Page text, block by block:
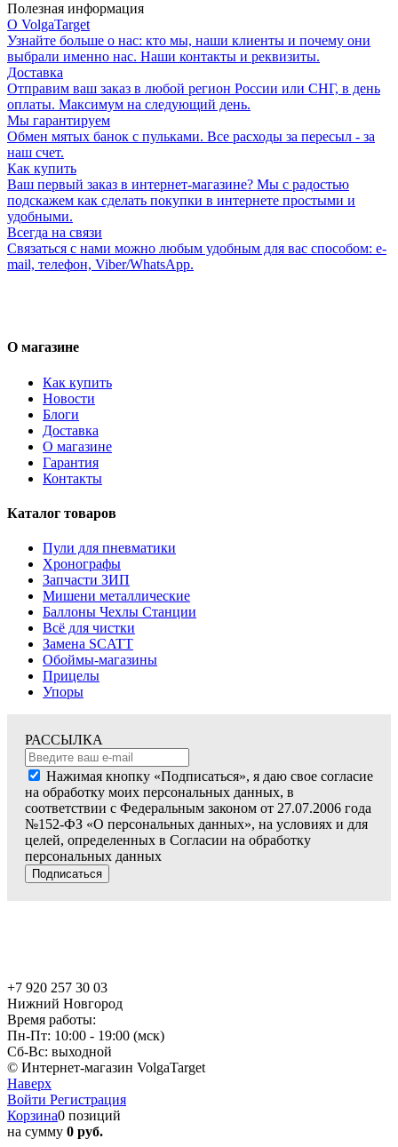
Полезная информация
О VolgaTarget
Узнайте больше о нас: кто мы, наши клиенты и почему они
выбрали именно нас. Наши контакты и реквизиты.
Доставка
Отправим ваш заказ в любой регион России или СНГ, в день
оплаты. Максимум на следующий день.
Мы гарантируем
Обмен мятых банок с пульками. Все расходы за пересыл - за
наш счет.
Как купить
Ваш первый заказ в интернет-магазине? Мы с радостью
подскажем как сделать покупки в интернете простыми и
удобными.
Всегда на связи
Связаться с нами можно любым удобным для вас способом: e-
mail, телефон, Viber/WhatsApp.
О магазине
Как купить
Новости
Блоги
Доставка
О магазине
Гарантия
Контакты
Каталог товаров
Пули для пневматики
Хронографы
Запчасти ЗИП
Мишени металлические
Баллоны Чехлы Станции
Всё для чистки
Замена SCATT
Обоймы-магазины
Прицелы
Упоры
РАССЫЛКА
Нажимая кнопку «Подписаться», я даю свое согласие
на обработку моих персональных данных, в
соответствии с Федеральным законом от 27.07.2006 года
№152-ФЗ «О персональных данных», на условиях и для
целей, определенных в Согласии на обработку
персональных данных
Подписаться
+7 920 257 30 03
Нижний Новгород
Время работы:
Пн-Пт: 10:00 - 19:00 (мск)
Сб-Вс: выходной
© Интернет-магазин VolgaTarget
Наверх
Войти Регистрация
Корзина0 позиций
на сумму 0 руб.